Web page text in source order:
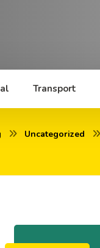
Transport
Uncategorized